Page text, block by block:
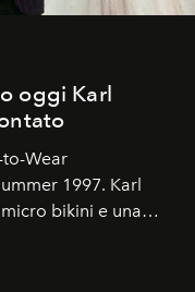
oggi Karl
Wear
1997. Karl
bikini e una
Trent'anni dopo,